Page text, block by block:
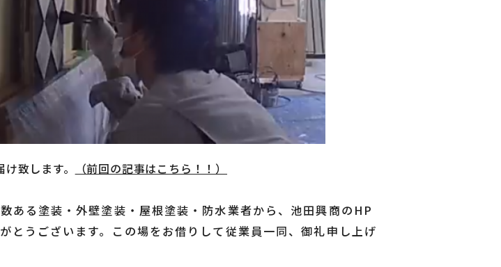
致します。 （前回の記事はこちら！！）
ある塗装・外壁塗装・屋根塗装・防水業者から、池田興商のHP
とうございます。この場をお借りして従業員一同、御礼申し上げ